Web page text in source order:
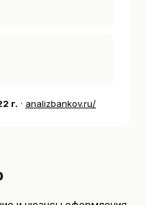
г. · analizbankov.ru/